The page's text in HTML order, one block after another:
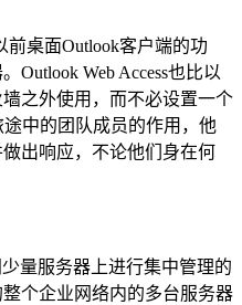
桌面Outlook客户端的功
Outlook Web Access也比以
之外使用，而不必设置一个
中的团队成员的作用，他
出响应，不论他们身在何
服务器上进行集中管理的
个企业网络内的多台服务器